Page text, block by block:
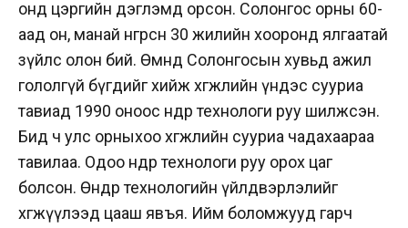
онд цэргийн дэглэмд орсон. Солонгос орны 60-
аад он, манай өнгөрсөн 30 жилийн хооронд ялгаатай
зүйлс олон бий. Өмнөд Солонгосын хувьд ажил
гололгүй бүгдийг хийж хөгжлийн үндэс сууриа
тавиад 1990 оноос өндөр технологи руу шилжсэн.
Бид ч улс орныхоо хөгжлийн сууриа чадахаараа
тавилаа. Одоо өндөр технологи руу орох цаг
болсон. Өндөр технологийн үйлдвэрлэлийг
хөгжүүлээд цааш явъя. Ийм боломжууд гарч